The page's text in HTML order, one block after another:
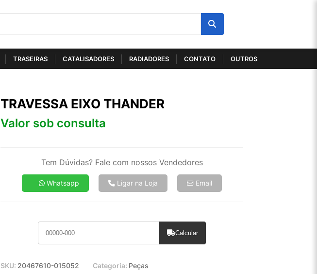
TRASEIRAS CATALISADORES RADIADORES CONTATO OUTROS
TRAVESSA EIXO THANDER
Valor sob consulta
Tem Dúvidas? Fale com nossos Vendedores
Whatsapp Ligar na Loja Email
Calcular
SKU: 20467610-015052 Categoria: Peças